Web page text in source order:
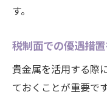
す。
税制面での優遇措
貴金属を活用する際
ておくことが重要で